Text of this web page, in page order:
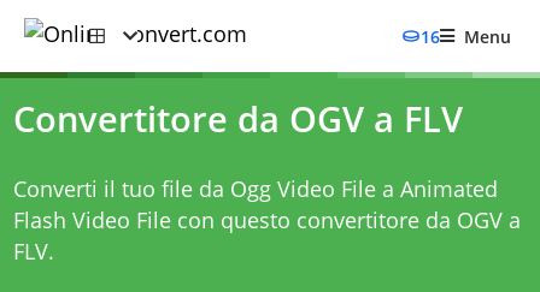
16 Menu
Convertitore da OGV a FLV
Converti il tuo file da Ogg Video File a Animated
Flash Video File con questo convertitore da OGV a
FLV.